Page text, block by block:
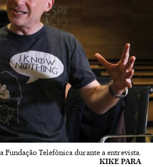
Fundação Telefônica durante a entrevista.
KIKE PARA